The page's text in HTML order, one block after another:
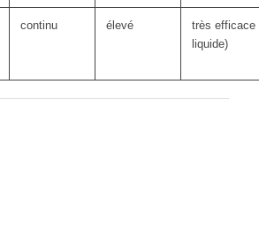
continu élevé
très efficace
liquide)